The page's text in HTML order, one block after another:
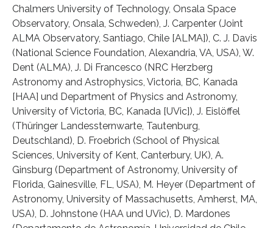
Chalmers University of Technology, Onsala Space
Observatory, Onsala, Schweden), J. Carpenter (Joint
ALMA Observatory, Santiago, Chile [ALMA]), C. J. Davis
(National Science Foundation, Alexandria, VA, USA), W.
Dent (ALMA), J. Di Francesco (NRC Herzberg
Astronomy and Astrophysics, Victoria, BC, Kanada
[HAA] und Department of Physics and Astronomy,
University of Victoria, BC, Kanada [UVic]), J. Eislöffel
(Thüringer Landessternwarte, Tautenburg,
Deutschland), D. Froebrich (School of Physical
Sciences, University of Kent, Canterbury, UK), A.
Ginsburg (Department of Astronomy, University of
Florida, Gainesville, FL, USA), M. Heyer (Department of
Astronomy, University of Massachusetts, Amherst, MA,
USA), D. Johnstone (HAA und UVic), D. Mardones